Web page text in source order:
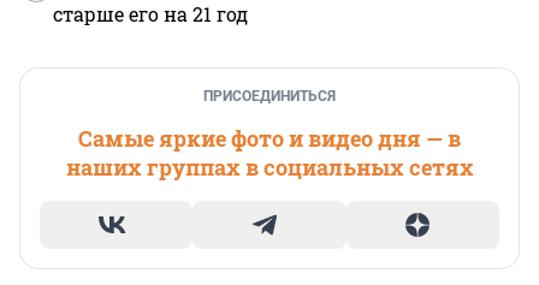
старше его на 21 год
ПРИСОЕДИНИТЬСЯ
Самые яркие фото и видео дня — в
наших группах в социальных сетях